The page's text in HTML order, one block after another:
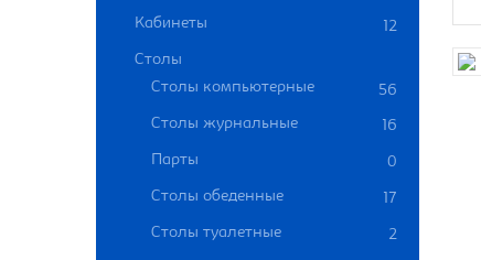
Кабинеты
12
Столы
Столы компьютерные
56
Столы журнальные
16
Парты 0
Столы обеденные 17
Столы туалетные 2